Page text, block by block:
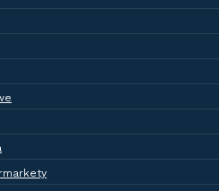
konsulting